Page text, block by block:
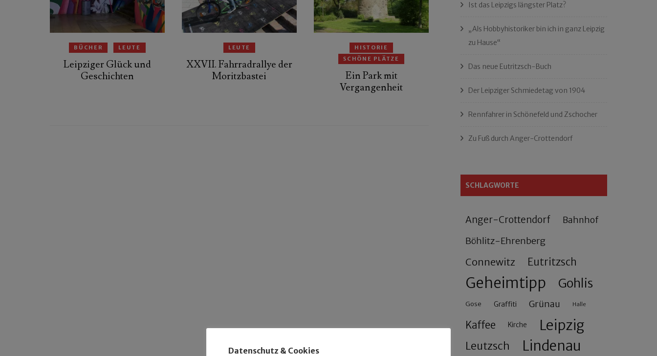
BÜCHER LEUTE
Leipziger Glück und
Geschichten
LEUTE
XXVII. Fahrradrallye der
Moritzbastei
HISTORIE
SCHÖNE PLÄTZE
Ein Park mit
Vergangenheit
Ist das Leipzigs längster Platz?
„Als Hobbyhistoriker bin ich in ganz Leipzig
zu Hause“
Das neue Eutritzsch-Buch
Der Leipziger Schmiedetag von 1904
Rennfahrer in Schönefeld und Zschocher
Zu Fuß durch Anger-Crottendorf
SCHLAGWORTE
Anger-Crottendorf Bahnhof
Böhlitz-Ehrenberg
Connewitz Eutritzsch
Geheimtipp Gohlis
Gose Graffiti Grünau Halle
Kaffee Kirche Leipzig
Leutzsch Lindenau
Datenschutz & Cookies